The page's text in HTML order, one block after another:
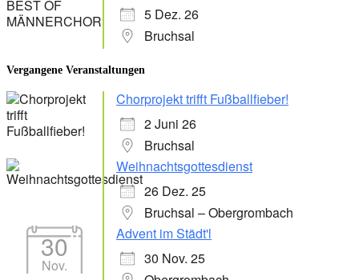
5 Dez. 26
Bruchsal
Vergangene Veranstaltungen
Chorprojekt trifft Fußballfieber!
2 Juni 26
Bruchsal
Weihnachtsgottesdienst
26 Dez. 25
Bruchsal – Obergrombach
30
Nov.
Advent im Städt'l
30 Nov. 25